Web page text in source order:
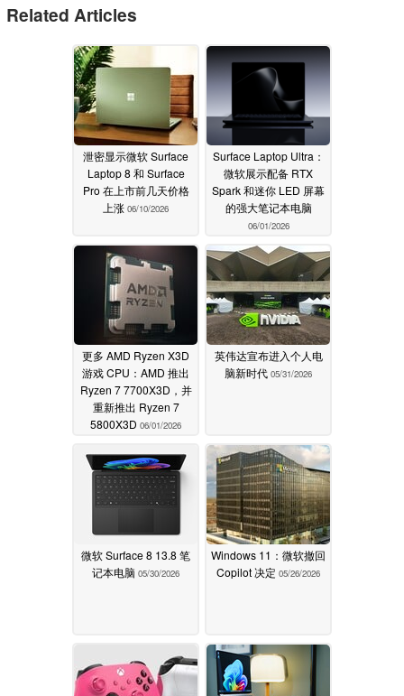
Related Articles
泄密显示微软 Surface
Laptop 8 和 Surface
Pro 在上市前几天价格
上涨 06/10/2026
Surface Laptop Ultra：
微软展示配备 RTX
Spark 和迷你 LED 屏幕
的强大笔记本电脑
06/01/2026
更多 AMD Ryzen X3D
游戏 CPU：AMD 推出
Ryzen 7 7700X3D，并
重新推出 Ryzen 7
5800X3D 06/01/2026
英伟达宣布进入个人电
脑新时代 05/31/2026
微软 Surface 8 13.8 笔
记本电脑 05/30/2026
Windows 11：微软撤回
Copilot 决定 05/26/2026